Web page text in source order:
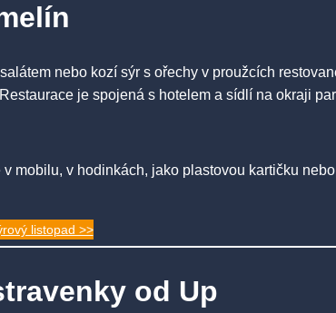
nebo kozí sýr s ořechy v proužcích
je spojená s hotelem a sídlí na okraji
v mobilu, v hodinkách, jako plastovou kartičku
listopad >>
od Up